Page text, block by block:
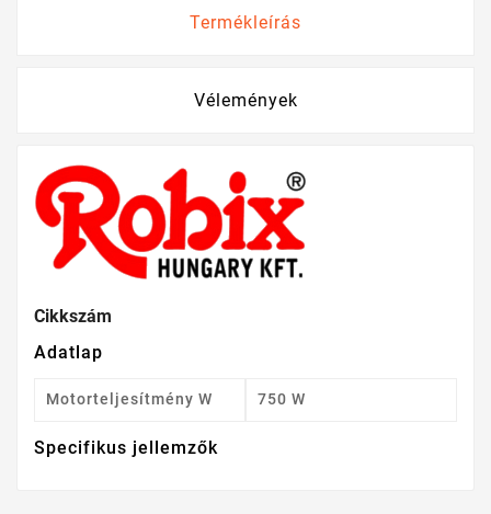
Termékleírás
Vélemények
Cikkszám
Adatlap
Motorteljesítmény W 750 W
Specifikus jellemzők